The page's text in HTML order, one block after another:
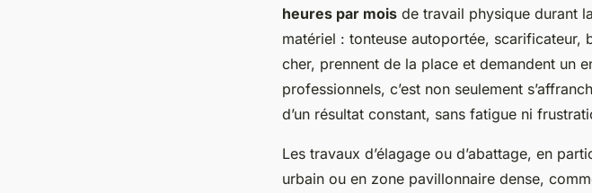
heures par mois de travail physique durant
matériel : tonteuse autoportée,
cher, prennent de la place et demandent un
professionnels, c’est non seulement
d’un résultat constant, sans fatigue ni
Les travaux d’élagage ou d’abattage, en
urbain ou en zone pavillonnaire dense,